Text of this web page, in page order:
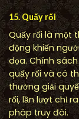
15. Quấy rối
Quấy rối là một
động khiến
dọa. Chính
quấy rối và có
thường giải
rối, lần lượt chỉ
pháp truy đòi.